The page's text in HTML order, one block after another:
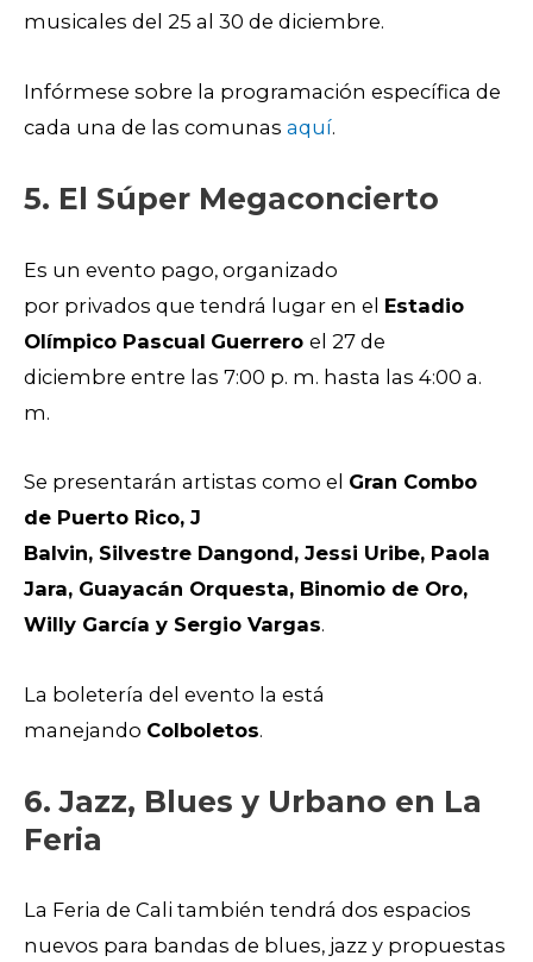
musicales del 25 al 30 de diciembre.
Infórmese sobre la programación específica de
cada una de las comunas aquí.
5. El Súper Megaconcierto
Es un evento pago, organizado
por privados que tendrá lugar en el Estadio
Olímpico Pascual Guerrero el 27 de
diciembre entre las 7:00 p. m. hasta las 4:00 a.
m.
Se presentarán artistas como el Gran Combo
de Puerto Rico, J
Balvin, Silvestre Dangond, Jessi Uribe, Paola
Jara, Guayacán Orquesta, Binomio de Oro,
Willy García y Sergio Vargas.
La boletería del evento la está
manejando Colboletos.
6. Jazz, Blues y Urbano en La
Feria
La Feria de Cali también tendrá dos espacios
nuevos para bandas de blues, jazz y propuestas